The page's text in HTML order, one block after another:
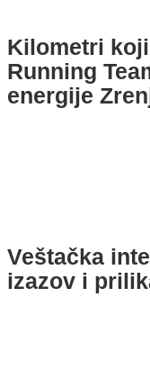
Kilometri
Running
energije
Veštačka
izazov i